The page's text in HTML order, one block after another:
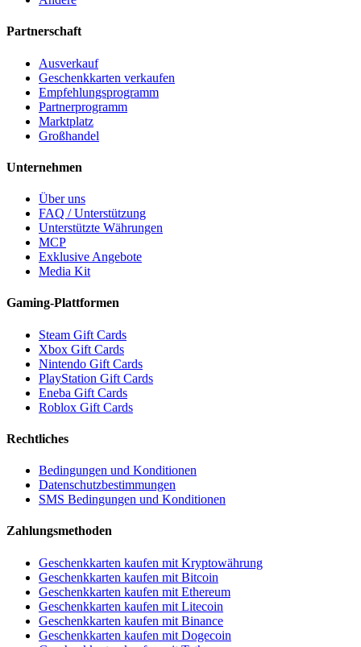
Partnerschaft
Ausverkauf
Geschenkkarten verkaufen
Empfehlungsprogramm
Partnerprogramm
Marktplatz
Großhandel
Unternehmen
Über uns
FAQ / Unterstützung
Unterstützte Währungen
MCP
Exklusive Angebote
Media Kit
Gaming-Plattformen
Steam Gift Cards
Xbox Gift Cards
Nintendo Gift Cards
PlayStation Gift Cards
Eneba Gift Cards
Roblox Gift Cards
Rechtliches
Bedingungen und Konditionen
Datenschutzbestimmungen
SMS Bedingungen und Konditionen
Zahlungsmethoden
Geschenkkarten kaufen mit Kryptowährung
Geschenkkarten kaufen mit Bitcoin
Geschenkkarten kaufen mit Ethereum
Geschenkkarten kaufen mit Litecoin
Geschenkkarten kaufen mit Binance
Geschenkkarten kaufen mit Dogecoin